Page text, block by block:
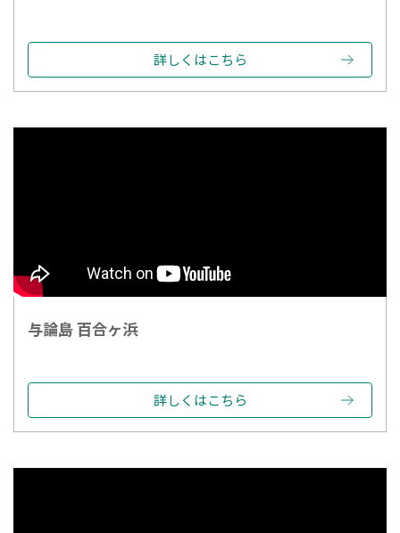
詳しくはこちら
与論島 百合ヶ浜
詳しくはこちら